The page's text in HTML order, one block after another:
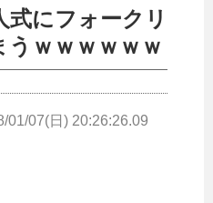
式にフォークリ
ｗｗｗｗｗｗ
01/07(日) 20:26:26.09